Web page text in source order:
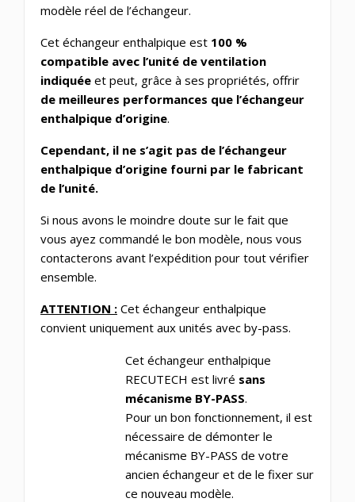
modèle réel de l’échangeur.
Cet échangeur enthalpique est 100 %
compatible avec l’unité de ventilation
indiquée et peut, grâce à ses propriétés, offrir
de meilleures performances que l’échangeur
enthalpique d’origine.
Cependant, il ne s’agit pas de l’échangeur
enthalpique d’origine fourni par le fabricant
de l’unité.
Si nous avons le moindre doute sur le fait que
vous ayez commandé le bon modèle, nous vous
contacterons avant l’expédition pour tout vérifier
ensemble.
ATTENTION : Cet échangeur enthalpique
convient uniquement aux unités avec by-pass.
Cet échangeur enthalpique
RECUTECH est livré sans
mécanisme BY-PASS.
Pour un bon fonctionnement, il est
nécessaire de démonter le
mécanisme BY-PASS de votre
ancien échangeur et de le fixer sur
ce nouveau modèle.